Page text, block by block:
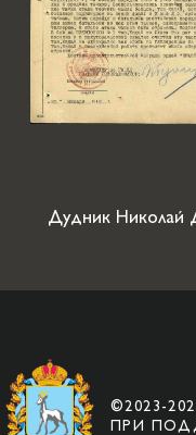
Дудник Николай
©2023-
ПРИ